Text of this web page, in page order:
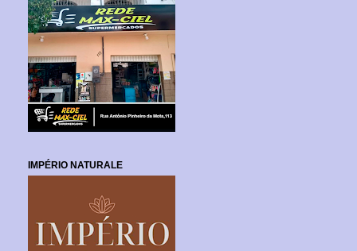
IMPÉRIO NATURALE